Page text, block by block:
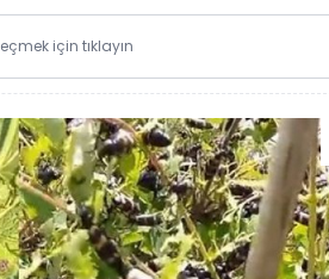
için tıklayın